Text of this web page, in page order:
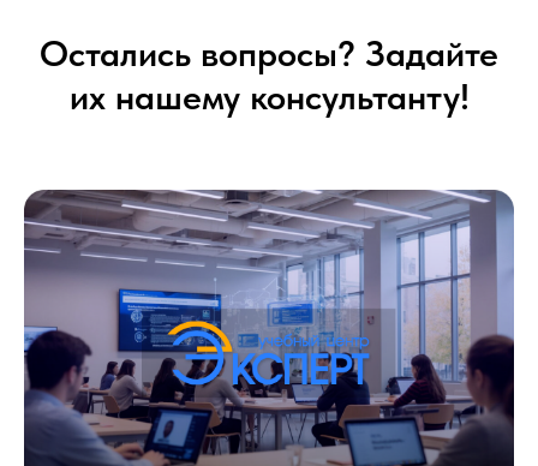
Остались вопросы? Задайте
их нашему консультанту!